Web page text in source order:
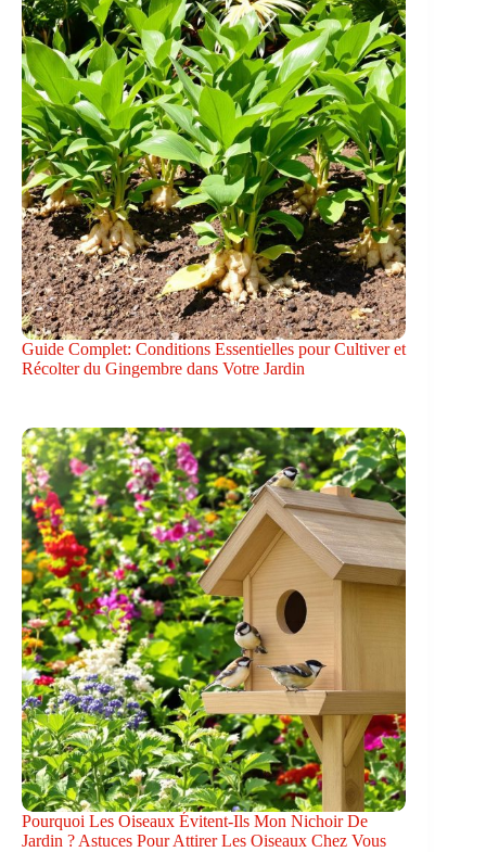
Guide Complet: Conditions Essentielles pour Cultiver et
Récolter du Gingembre dans Votre Jardin
Pourquoi Les Oiseaux Évitent-Ils Mon Nichoir De
Jardin ? Astuces Pour Attirer Les Oiseaux Chez Vous